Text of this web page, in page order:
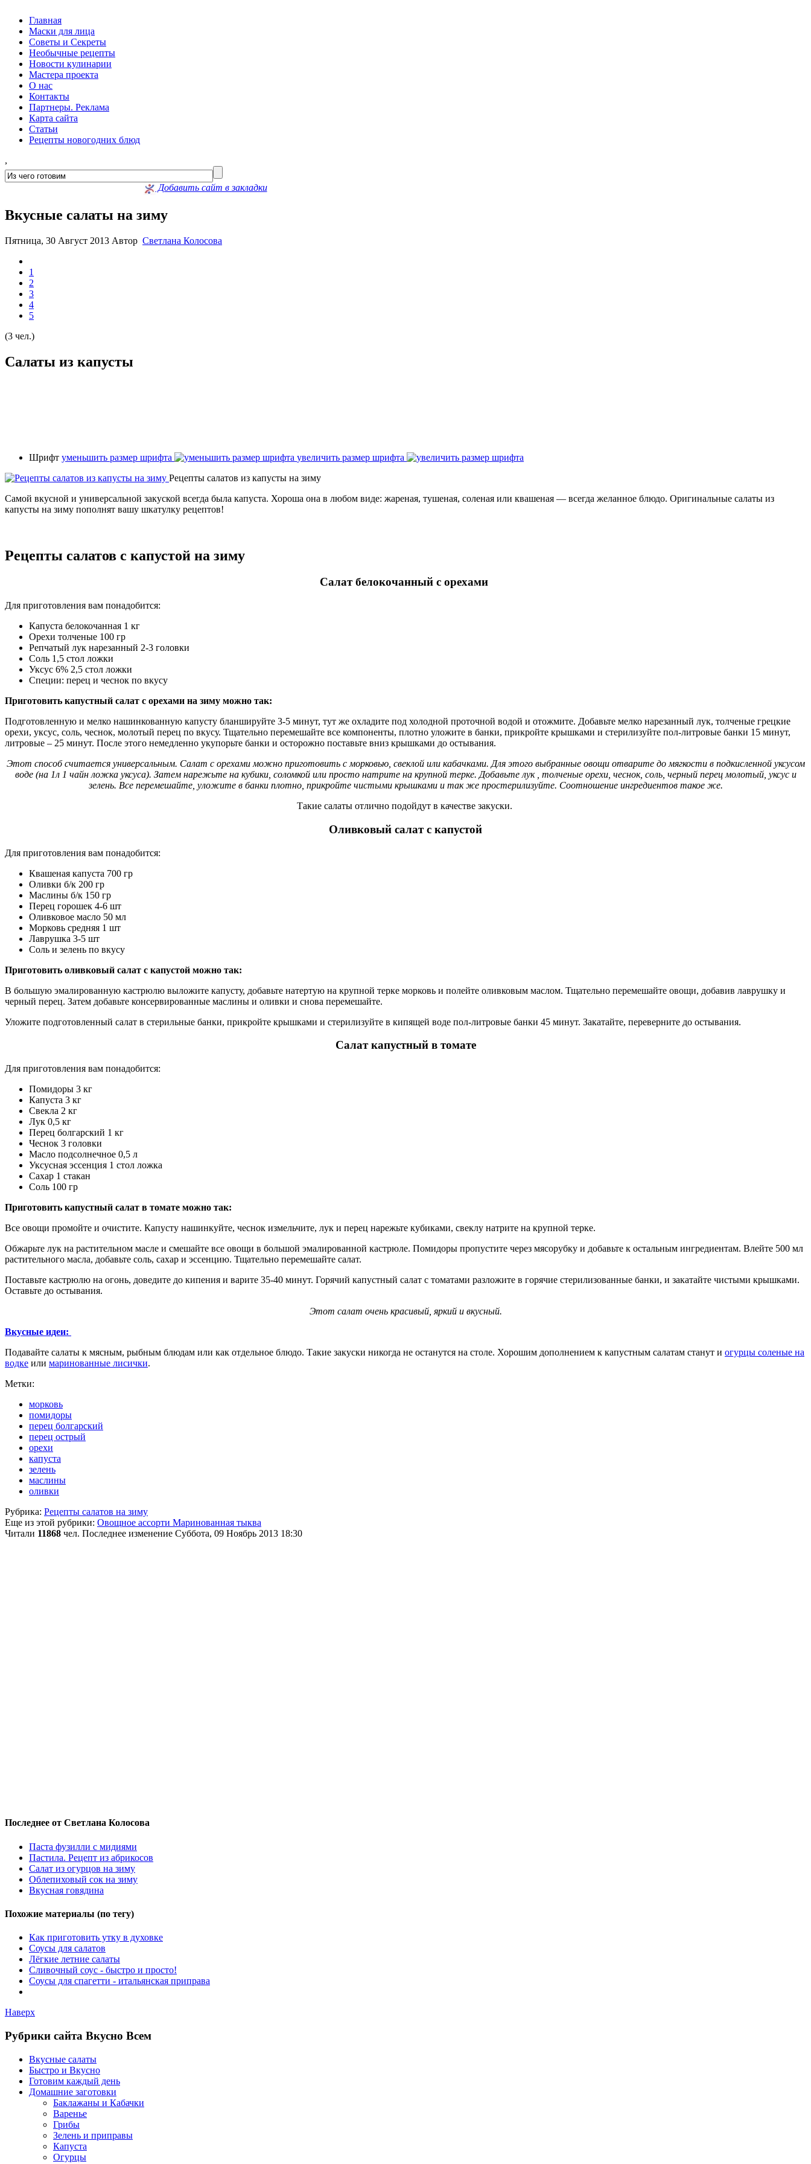
Главная
Маски для лица
Советы и Секреты
Необычные рецепты
Новости кулинарии
Мастера проекта
О нас
Контакты
Партнеры. Реклама
Карта сайта
Статьи
Рецепты новогодних блюд
,
Добавить сайт в закладки
Вкусные салаты на зиму
Пятница, 30 Август 2013 Автор Светлана Колосова
1
2
3
4
5
(3 чел.)
Салаты из капусты
Шрифт уменьшить размер шрифта
увеличить размер шрифта
Рецепты салатов из капусты на зиму
Самой вкусной и универсальной закуской всегда была капуста. Хороша она в любом виде: жареная, тушеная, соленая или квашеная — всегда желанное блюдо. Оригинальные салаты из
капусты на зиму пополнят вашу шкатулку рецептов!
Рецепты салатов с капустой на зиму
Салат белокочанный с орехами
Для приготовления вам понадобится:
Капуста белокочанная 1 кг
Орехи толченые 100 гр
Репчатый лук нарезанный 2-3 головки
Соль 1,5 стол ложки
Уксус 6% 2,5 стол ложки
Специи: перец и чеснок по вкусу
Приготовить капустный салат с орехами на зиму можно так:
Подготовленную и мелко нашинкованную капусту бланшируйте 3-5 минут, тут же охладите под холодной проточной водой и отожмите. Добавьте мелко нарезанный лук, толченые грецкие
орехи, уксус, соль, чеснок, молотый перец по вкусу. Тщательно перемешайте все компоненты, плотно уложите в банки, прикройте крышками и стерилизуйте пол-литровые банки 15 минут,
литровые – 25 минут. После этого немедленно укупорьте банки и осторожно поставьте вниз крышками до остывания.
Этот способ считается универсальным. Салат с орехами можно приготовить с морковью, свеклой или кабачками. Для этого выбранные овощи отварите до мягкости в подкисленной уксусом
воде (на 1л 1 чайн ложка уксуса). Затем нарежьте на кубики, соломкой или просто натрите на крупной терке. Добавьте лук , толченые орехи, чеснок, соль, черный перец молотый, уксус и
зелень. Все перемешайте, уложите в банки плотно, прикройте чистыми крышками и так же простерилизуйте. Соотношение ингредиентов такое же.
Такие салаты отлично подойдут в качестве закуски.
Оливковый салат с капустой
Для приготовления вам понадобится:
Квашеная капуста 700 гр
Оливки б/к 200 гр
Маслины б/к 150 гр
Перец горошек 4-6 шт
Оливковое масло 50 мл
Морковь средняя 1 шт
Лаврушка 3-5 шт
Соль и зелень по вкусу
Приготовить оливковый салат с капустой можно так:
В большую эмалированную кастрюлю выложите капусту, добавьте натертую на крупной терке морковь и полейте оливковым маслом. Тщательно перемешайте овощи, добавив лаврушку и
черный перец. Затем добавьте консервированные маслины и оливки и снова перемешайте.
Уложите подготовленный салат в стерильные банки, прикройте крышками и стерилизуйте в кипящей воде пол-литровые банки 45 минут. Закатайте, переверните до остывания.
Салат капустный в томате
Для приготовления вам понадобится:
Помидоры 3 кг
Капуста 3 кг
Свекла 2 кг
Лук 0,5 кг
Перец болгарский 1 кг
Чеснок 3 головки
Масло подсолнечное 0,5 л
Уксусная эссенция 1 стол ложка
Сахар 1 стакан
Соль 100 гр
Приготовить капустный салат в томате можно так:
Все овощи промойте и очистите. Капусту нашинкуйте, чеснок измельчите, лук и перец нарежьте кубиками, свеклу натрите на крупной терке.
Обжарьте лук на растительном масле и смешайте все овощи в большой эмалированной кастрюле. Помидоры пропустите через мясорубку и добавьте к остальным ингредиентам. Влейте 500 мл
растительного масла, добавьте соль, сахар и эссенцию. Тщательно перемешайте салат.
Поставьте кастрюлю на огонь, доведите до кипения и варите 35-40 минут. Горячий капустный салат с томатами разложите в горячие стерилизованные банки, и закатайте чистыми крышками.
Оставьте до остывания.
Этот салат очень красивый, яркий и вкусный.
Вкусные идеи:
Подавайте салаты к мясным, рыбным блюдам или как отдельное блюдо. Такие закуски никогда не останутся на столе. Хорошим дополнением к капустным салатам станут и огурцы соленые на
водке или маринованные лисички.
Метки:
морковь
помидоры
перец болгарский
перец острый
орехи
капуста
зелень
маслины
оливки
Рубрика: Рецепты салатов на зиму
Еще из этой рубрики: Овощное ассорти Маринованная тыква
Читали 11868 чел. Последнее изменение Суббота, 09 Ноябрь 2013 18:30
Последнее от Светлана Колосова
Паста фузилли с мидиями
Пастила. Рецепт из абрикосов
Салат из огурцов на зиму
Облепиховый сок на зиму
Вкусная говядина
Похожие материалы (по тегу)
Как приготовить утку в духовке
Соусы для салатов
Лёгкие летние салаты
Сливочный соус - быстро и просто!
Соусы для спагетти - итальянская приправа
Наверх
Рубрики сайта Вкусно Всем
Вкусные салаты
Быстро и Вкусно
Готовим каждый день
Домашние заготовки
Баклажаны и Кабачки
Варенье
Грибы
Зелень и приправы
Капуста
Огурцы